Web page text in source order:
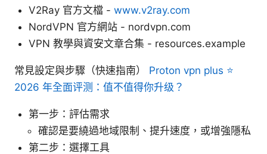
V2Ray 官方文檔 - www.v2ray.com
NordVPN 官方網站 - nordvpn.com
VPN 教學與資安文章合集 - resources.example
常見設定與步驟（快速指南） Proton vpn plus ⭐
2026 年全面评测：值不值得你升级？
第一步：評估需求
確認是要繞過地域限制、提升速度，或增強隱私
第二步：選擇工具